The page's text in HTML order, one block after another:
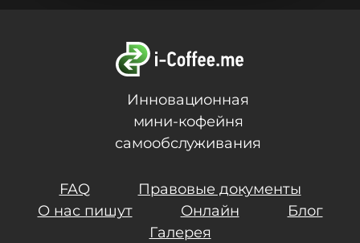
Инновационная
мини-кофейня
самообслуживания
FAQ
Правовые документы
О нас пишут
Онлайн
Блог
Галерея